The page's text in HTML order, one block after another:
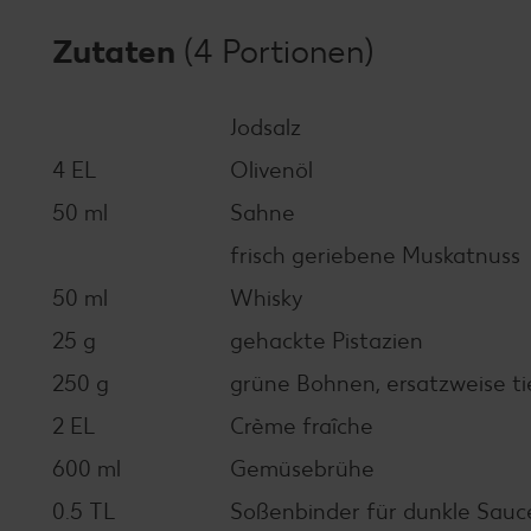
Zutaten (4 Portionen)
Jodsalz
4 EL
Olivenöl
50 ml
Sahne
frisch geriebene Muskatnuss
50 ml
Whisky
25 g
gehackte Pistazien
250 g
grüne Bohnen, ersatzweise
2 EL
Crème fraîche
600 ml
Gemüsebrühe
0.5 TL
Soßenbinder für dunkle